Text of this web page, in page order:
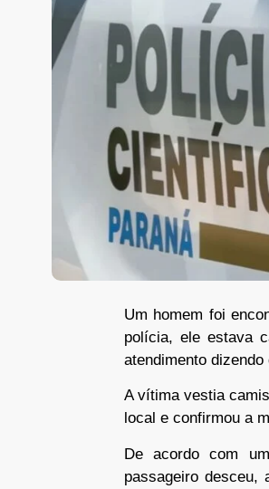
Um homem foi
polícia, ele estava
atendimento
A vítima vestia
local e confirmou a
De acordo com
passageiro desceu,